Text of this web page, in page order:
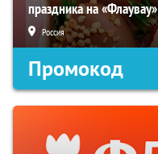
праздника на «Флаувау»
Россия
Промокод